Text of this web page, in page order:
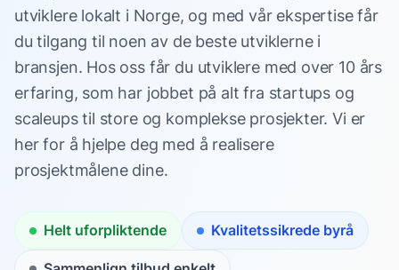
utviklere lokalt i Norge, og med vår ekspertise får
du tilgang til noen av de beste utviklerne i
bransjen. Hos oss får du utviklere med over 10 års
erfaring, som har jobbet på alt fra startups og
scaleups til store og komplekse prosjekter. Vi er
her for å hjelpe deg med å realisere
prosjektmålene dine.
Helt uforpliktende Kvalitetssikrede byrå